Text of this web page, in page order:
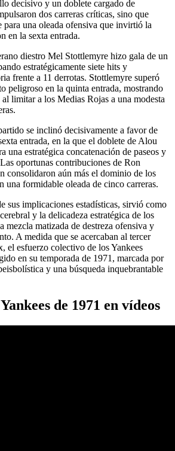
decisivo y un doblete cargado de
dos carreras críticas, sino que
para una oleada ofensiva que invirtió la
en la sexta entrada.
diestro Mel Stottlemyre hizo gala de un
estratégicamente siete hits y
frente a 11 derrotas. Stottlemyre superó
peligroso en la quinta entrada, mostrando
limitar a los Medias Rojas a una modesta
se inclinó decisivamente a favor de
entrada, en la que el doblete de Alou
una estratégica concatenación de paseos y
oportunas contribuciones de Ron
consolidaron aún más el dominio de los
una formidable oleada de cinco carreras.
sus implicaciones estadísticas, sirvió como
y la delicadeza estratégica de los
mezcla matizada de destreza ofensiva y
A medida que se acercaban al tercer
el esfuerzo colectivo de los Yankees
en su temporada de 1971, marcada por
y una búsqueda inquebrantable
de 1971 en vídeos